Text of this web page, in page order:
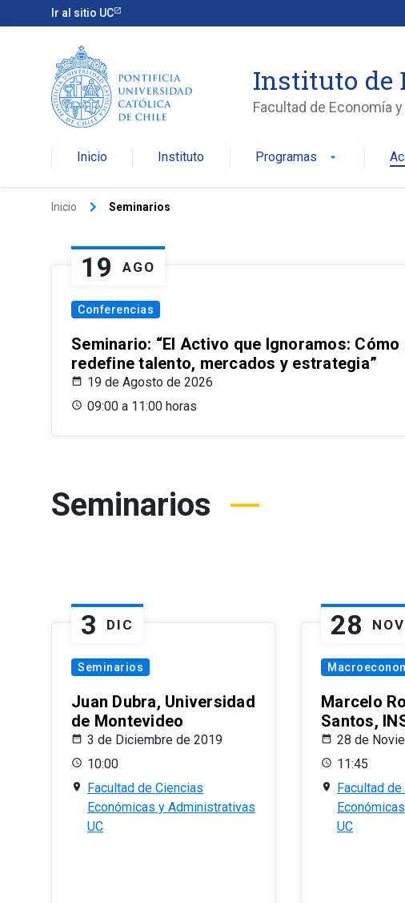
Ir al sitio UC
Instituto de
Facultad de Economía
Inicio Instituto Programas arrow_drop_down
Inicio keyboard_arrow_right Seminarios
19 AGO
Conferencias
Seminario: “El Activo que Ignoramos:
redefine talento, mercados y estrategia”
19 de Agosto de 2026
09:00 a 11:00 horas
Seminarios
3 DIC
Seminarios
Juan Dubra, Universidad
de Montevideo
3 de Diciembre de 2019
10:00
Facultad de Ciencias
Económicas y Administrativas
UC
28 NOV
Marcelo
Santos,
28 de
11:45
Facultad
UC